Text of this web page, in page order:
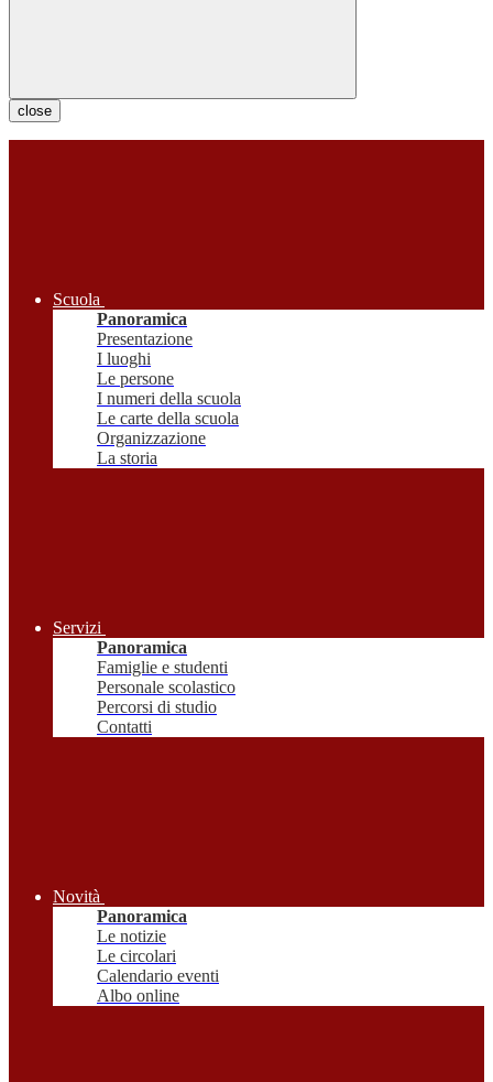
close
Scuola
Panoramica
Presentazione
I luoghi
Le persone
I numeri della scuola
Le carte della scuola
Organizzazione
La storia
Servizi
Panoramica
Famiglie e studenti
Personale scolastico
Percorsi di studio
Contatti
Novità
Panoramica
Le notizie
Le circolari
Calendario eventi
Albo online